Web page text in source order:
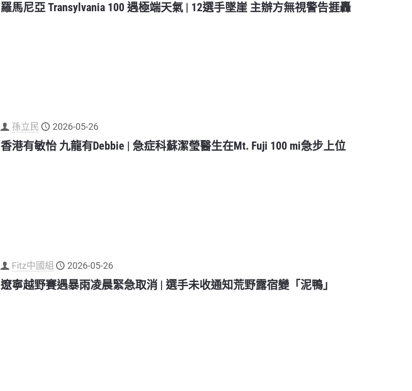
羅馬尼亞 Transylvania 100 遇極端天氣 | 12選手墜崖 主辦方無視警告捱轟
孫立民 2026-05-26
香港有敏怡 九龍有Debbie | 急症科蘇潔瑩醫生在Mt. Fuji 100 mi急步上位
Fitz中國組 2026-05-26
遼寧越野賽遇暴雨凌晨緊急取消 | 選手未收通知荒野露宿變「泥鴨」